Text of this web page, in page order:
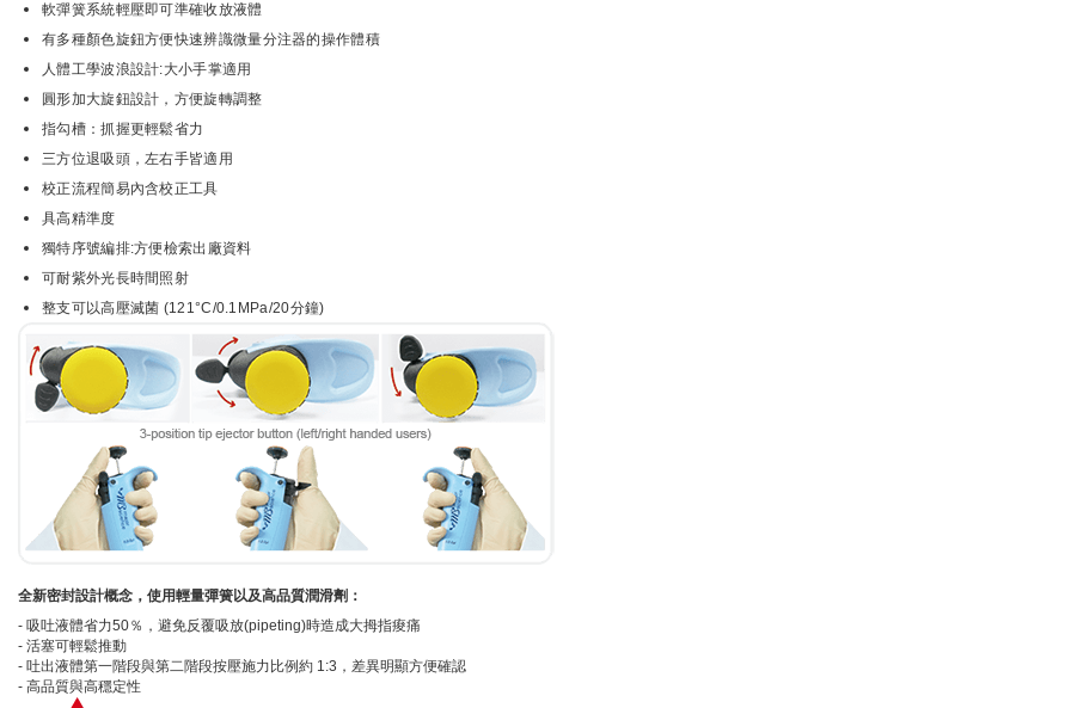
軟彈簧系統輕壓即可準確收放液體
有多種顏色旋鈕方便快速辨識微量分注器的操作體積
人體工學波浪設計:大小手掌適用
圓形加大旋鈕設計，方便旋轉調整
指勾槽：抓握更輕鬆省力
三方位退吸頭，左右手皆適用
校正流程簡易內含校正工具
具高精準度
獨特序號編排:方便檢索出廠資料
可耐紫外光長時間照射
整支可以高壓滅菌 (121°C/0.1MPa/20分鐘)
全新密封設計概念，使用輕量彈簧以及高品質潤滑劑：
- 吸吐液體省力50％，避免反覆吸放(pipeting)時造成大拇指痠痛
- 活塞可輕鬆推動
- 吐出液體第一階段與第二階段按壓施力比例約 1:3，差異明顯方便確認
- 高品質與高穩定性